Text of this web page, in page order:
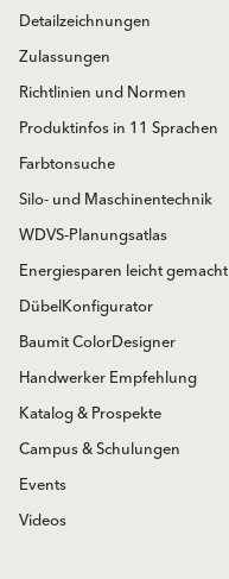
Detailzeichnungen
Zulassungen
Richtlinien und Normen
Produktinfos in 11 Sprachen
Farbtonsuche
Silo- und Maschinentechnik
WDVS-Planungsatlas
Energiesparen leicht gemacht
DübelKonfigurator
Baumit ColorDesigner
Handwerker Empfehlung
Katalog & Prospekte
Campus & Schulungen
Events
Videos